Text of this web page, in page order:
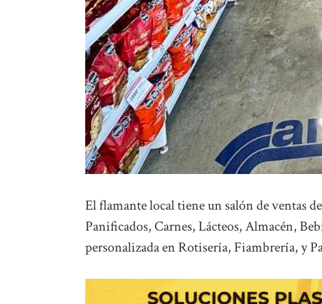
El flamante local tiene un salón de ventas
Panificados, Carnes, Lácteos, Almacén,
personalizada en Rotisería, Fiambrería, y